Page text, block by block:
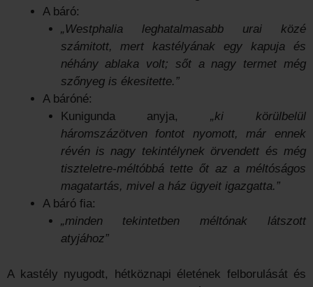
A báró:
„Westphalia leghatalmasabb urai közé
számitott, mert kastélyának egy kapuja és
néhány ablaka volt; sőt a nagy termet még
szőnyeg is ékesitette.”
A báróné:
Kunigunda anyja,„ki körülbelül
háromszázötven fontot nyomott, már ennek
révén is nagy tekintélynek örvendett és még
tiszteletre-méltóbbá tette őt az a méltóságos
magatartás, mivel a ház ügyeit igazgatta.”
A báró fia:
„minden tekintetben méltónak látszott
atyjához”
A kastély nyugodt, hétköznapi életének felborulását és